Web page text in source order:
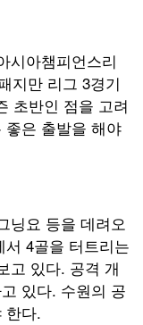
시아챔피언스리
지만 리그 3경기
초반인 점을 고려
은 출발을 해야
닝요 등을 데려오
4골을 터트리는
고 있다. 공격 개
있다. 수원의 공
한다.